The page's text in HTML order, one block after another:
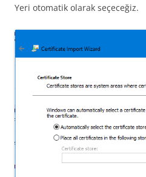
Yeri otomatik olarak seçeceğiz.